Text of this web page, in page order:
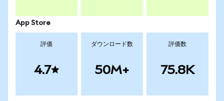
App Store
評価
4.7
ダウンロード数
50M+
評価数
75.8K